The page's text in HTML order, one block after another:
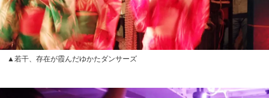
▲若干、存在が霞んだゆかたダンサーズ